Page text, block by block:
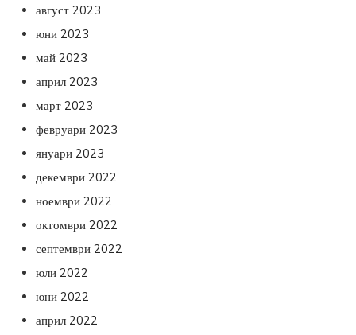
август 2023
юни 2023
май 2023
април 2023
март 2023
февруари 2023
януари 2023
декември 2022
ноември 2022
октомври 2022
септември 2022
юли 2022
юни 2022
април 2022